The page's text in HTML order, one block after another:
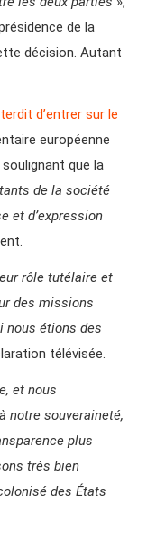
de la
décision. Autant
d’entrer sur le
européenne
soulignant que la
de la société
et d’expression
rôle tutélaire et
des missions
nous étions des
télévisée.
et nous
notre souveraineté,
plus
très bien
des États